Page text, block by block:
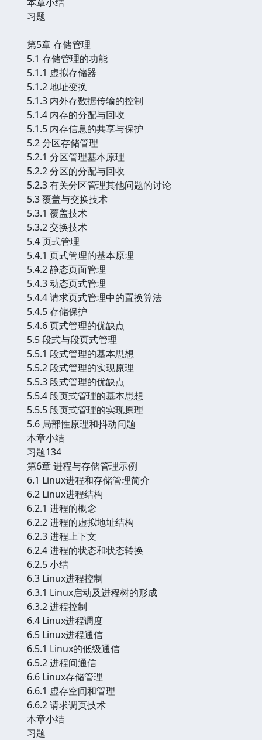
习题
第5章 存储管理
5.1 存储管理的功能
5.1.1 虚拟存储器
5.1.2 地址变换
5.1.3 内外存数据传输的控制
5.1.4 内存的分配与回收
5.1.5 内存信息的共享与保护
5.2 分区存储管理
5.2.1 分区管理基本原理
5.2.2 分区的分配与回收
5.2.3 有关分区管理其他问题的讨论
5.3 覆盖与交换技术
5.3.1 覆盖技术
5.3.2 交换技术
5.4 页式管理
5.4.1 页式管理的基本原理
5.4.2 静态页面管理
5.4.3 动态页式管理
5.4.4 请求页式管理中的置换算法
5.4.5 存储保护
5.4.6 页式管理的优缺点
5.5 段式与段页式管理
5.5.1 段式管理的基本思想
5.5.2 段式管理的实现原理
5.5.3 段式管理的优缺点
5.5.4 段页式管理的基本思想
5.5.5 段页式管理的实现原理
5.6 局部性原理和抖动问题
本章小结
习题134
第6章 进程与存储管理示例
6.1 Linux进程和存储管理简介
6.2 Linux进程结构
6.2.1 进程的概念
6.2.2 进程的虚拟地址结构
6.2.3 进程上下文
6.2.4 进程的状态和状态转换
6.2.5 小结
6.3 Linux进程控制
6.3.1 Linux启动及进程树的形成
6.3.2 进程控制
6.4 Linux进程调度
6.5 Linux进程通信
6.5.1 Linux的低级通信
6.5.2 进程间通信
6.6 Linux存储管理
6.6.1 虚存空间和管理
6.6.2 请求调页技术
本章小结
习题